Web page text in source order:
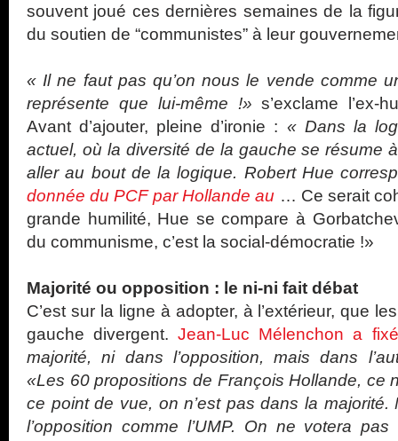
souvent joué ces dernières semaines de la
du soutien de “communistes” à leur
« Il ne faut pas qu’on nous le vende comme
représente que lui-même !» s’exclame l’ex-
Avant d’ajouter, pleine d’ironie : « Dans la
actuel, où la diversité de la gauche se résume
aller au bout de la logique. Robert Hue
donnée du PCF par Hollande au … Ce serait
grande humilité, Hue se compare à
du communisme, c’est la social-démocratie !»
Majorité ou opposition : le ni-ni fait débat
C’est sur la ligne à adopter, à l’extérieur, que
gauche divergent.Jean-Luc Mélenchon a
majorité, ni dans l’opposition, mais dans
«Les 60 propositions de François Hollande, ce
ce point de vue, on n’est pas dans la majorité.
l’opposition comme l’UMP. On ne votera